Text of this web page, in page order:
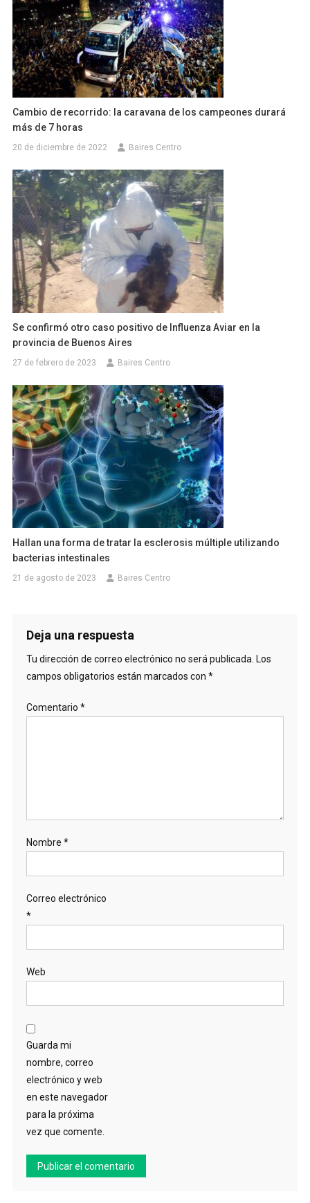
Cambio de recorrido: la caravana de los campeones durará
más de 7 horas
20 de diciembre de 2022 Baires Centro
Se confirmó otro caso positivo de Influenza Aviar en la
provincia de Buenos Aires
27 de febrero de 2023 Baires Centro
Hallan una forma de tratar la esclerosis múltiple utilizando
bacterias intestinales
21 de agosto de 2023 Baires Centro
Deja una respuesta
Tu dirección de correo electrónico no será publicada. Los
campos obligatorios están marcados con *
Comentario *
Nombre *
Correo electrónico
*
Web
Guarda mi
nombre, correo
electrónico y web
en este navegador
para la próxima
vez que comente.